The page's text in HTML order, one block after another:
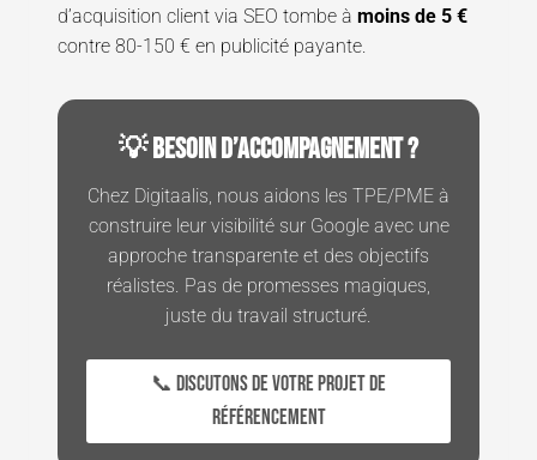
d’acquisition client via SEO tombe à moins de 5 €
contre 80-150 € en publicité payante.
💡 Besoin d’accompagnement ?
Chez Digitaalis, nous aidons les TPE/PME à
construire leur visibilité sur Google avec une
approche transparente et des objectifs
réalistes. Pas de promesses magiques,
juste du travail structuré.
📞 Discutons de votre projet de
référencement